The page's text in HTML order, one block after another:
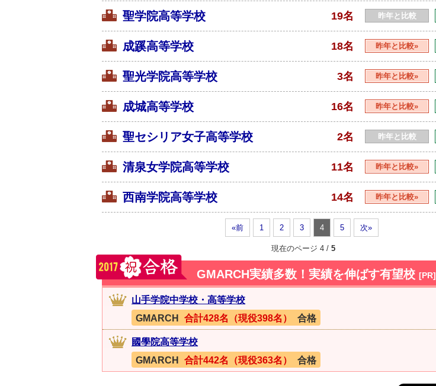
聖学院高等学校 19名 昨年と比較
成蹊高等学校 18名 昨年と比較»
聖光学院高等学校 3名 昨年と比較»
成城高等学校 16名 昨年と比較»
聖セシリア女子高等学校 2名 昨年と比較
清泉女学院高等学校 11名 昨年と比較»
西南学院高等学校 14名 昨年と比較»
«前 1 2 3 4 5 次»
現在のページ 4 / 5
GMARCH実績多数！実績を伸ばす有望校 [PR]
山手学院中学校・高等学校
GMARCH
合計428名（現役398名） 合格
國學院高等学校
GMARCH
合計442名（現役363名） 合格